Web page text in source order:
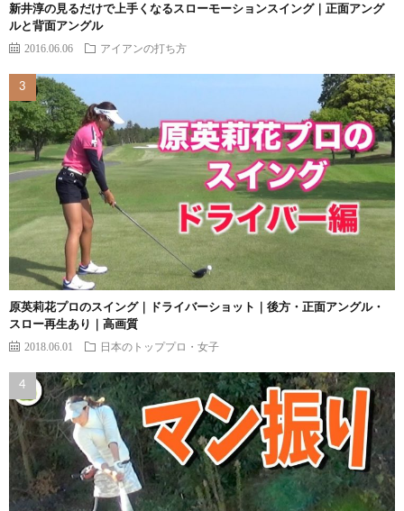
新井淳の見るだけで上手くなるスローモーションスイング｜正面アング
ルと背面アングル
2016.06.06 アイアンの打ち方
原英莉花プロのスイング｜ドライバーショット｜後方・正面アングル・
スロー再生あり｜高画質
2018.06.01 日本のトッププロ・女子